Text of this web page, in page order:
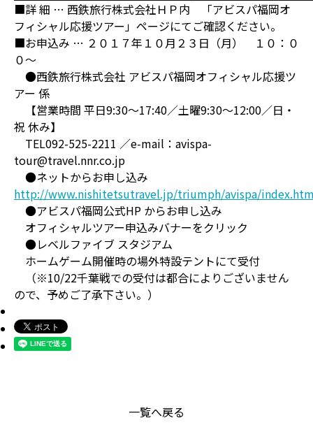
■詳 細 … 西鉄旅行株式会社ＨＰ内 「アビスパ福岡オ
フィシャル応援ツアー」ページにてご確認ください。
■お申込み … ２０１７年１０月２３日（月） １０：０
０～
●西鉄旅行株式会社 アビスパ福岡オフィシャル応援ツ
アー 係
【営業時間 平日9:30～17:40／土曜9:30～12:00／日・
祝 休み】
TEL092-525-2211 ／e-mail：avispa-
tour@travel.nnr.co.jp
●ネットからお申し込み
http://www.nishitetsutravel.jp/triumph/avispa/
●アビスパ福岡公式HP からお申し込み
オフィシャルツアー申込みバナーをクリック
●レベルファイブ スタジアム
ホームゲーム開催時の場外特設テントにて受付
（※10/22千葉戦での受付は都合によりございません
ので、予めご了承下さい。）
一覧へ戻る